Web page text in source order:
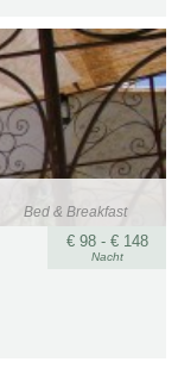
Bed & Breakfast
€ 98 - € 148
Nacht